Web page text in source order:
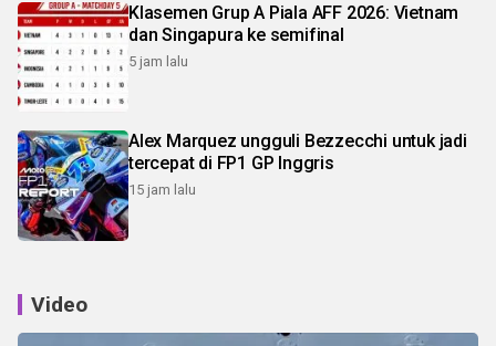
Klasemen Grup A Piala AFF 2026: Vietnam
dan Singapura ke semifinal
5 jam lalu
Alex Marquez ungguli Bezzecchi untuk jadi
tercepat di FP1 GP Inggris
15 jam lalu
Video